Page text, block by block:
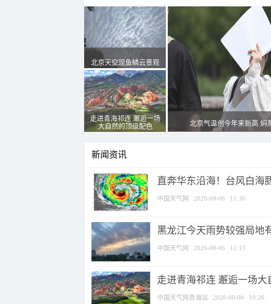
北京天空现鱼鳞云景观
走进青海祁连 邂逅一场
大自然的顶级配色
北京气温创今年来新高 焖
新闻资讯
直奔华东沿海！台风白海
中国天气网 2026-08-06 11:30
黑龙江今天雨势较强局地
中国天气网 2026-08-06 11:15
走进青海祁连 邂逅一场大
中国天气网青海站 2026-08-06 10:26